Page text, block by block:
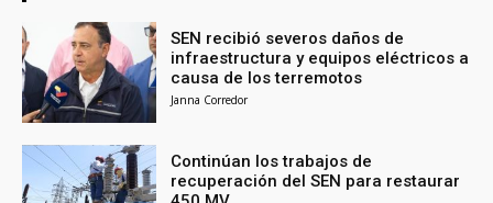
SEN recibió severos daños de
infraestructura y equipos eléctricos a
causa de los terremotos
Janna Corredor
Continúan los trabajos de
recuperación del SEN para restaurar